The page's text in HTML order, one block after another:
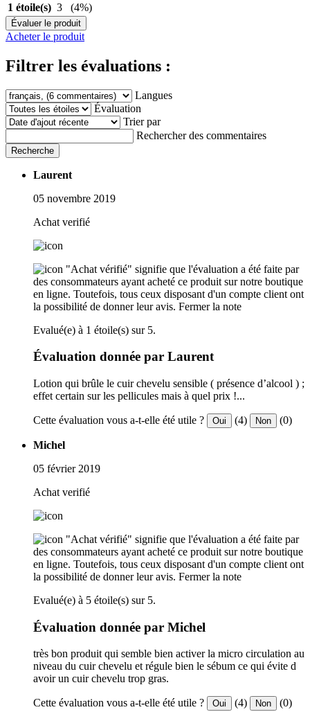
1 étoile(s) 3 (4%)
Évaluer le produit
Acheter le produit
Filtrer les évaluations :
Langues
Évaluation
Trier par
Rechercher des commentaires
Recherche
Laurent
05 novembre 2019
Achat verifié
"Achat vérifié" signifie que l'évaluation a été faite par
des consommateurs ayant acheté ce produit sur notre boutique
en ligne. Toutefois, tous ceux disposant d'un compte client ont
la possibilité de donner leur avis. Fermer la note
Evalué(e) à 1 étoile(s) sur 5.
Évaluation donnée par Laurent
Lotion qui brûle le cuir chevelu sensible ( présence d’alcool ) ;
effet certain sur les pellicules mais à quel prix !...
Cette évaluation vous a-t-elle été utile ? Oui (4) Non (0)
Michel
05 février 2019
Achat verifié
"Achat vérifié" signifie que l'évaluation a été faite par
des consommateurs ayant acheté ce produit sur notre boutique
en ligne. Toutefois, tous ceux disposant d'un compte client ont
la possibilité de donner leur avis. Fermer la note
Evalué(e) à 5 étoile(s) sur 5.
Évaluation donnée par Michel
très bon produit qui semble bien activer la micro circulation au
niveau du cuir chevelu et régule bien le sébum ce qui évite d
avoir un cuir chevelu trop gras.
Cette évaluation vous a-t-elle été utile ? Oui (4) Non (0)